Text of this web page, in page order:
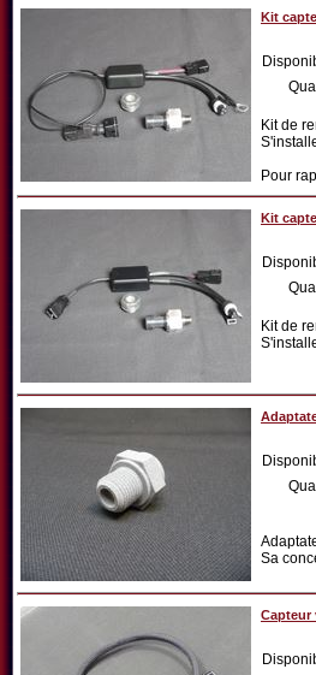
Kit
Kit de
Pour
Kit
Kit de
Sa
Capteur